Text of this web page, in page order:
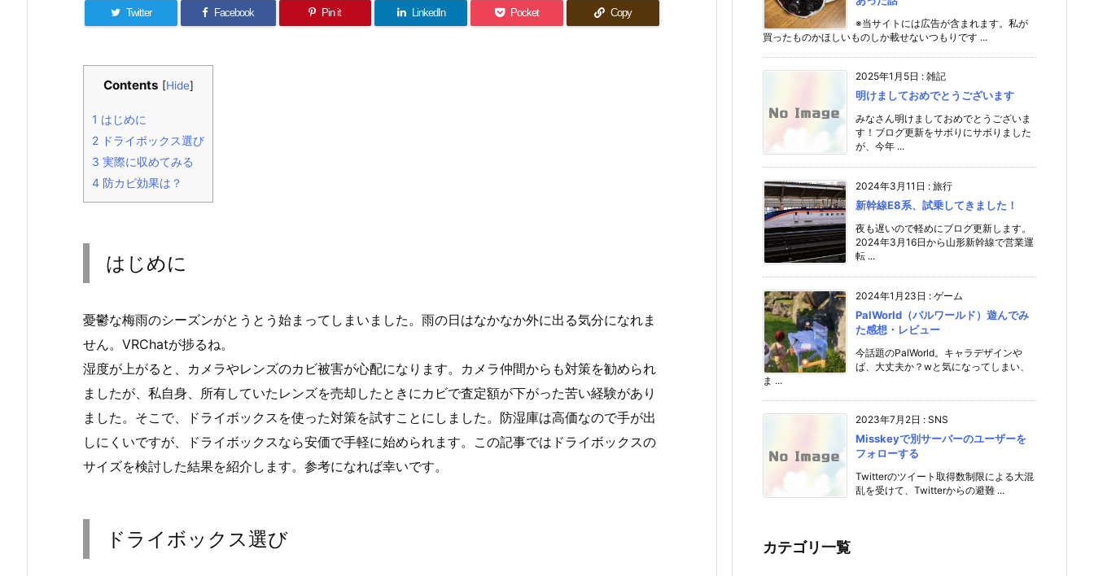
Twitter Facebook Pin it LinkedIn Pocket Copy
Contents [Hide]
1 はじめに
2 ドライボックス選び
3 実際に収めてみる
4 防カビ効果は？
はじめに
憂鬱な梅雨のシーズンがとうとう始まってしまいました。雨の日はなかなか外に出る気分になれま
せん。VRChatが捗るね。
湿度が上がると、カメラやレンズのカビ被害が心配になります。カメラ仲間からも対策を勧められ
ましたが、私自身、所有していたレンズを売却したときにカビで査定額が下がった苦い経験があり
ました。そこで、ドライボックスを使った対策を試すことにしました。防湿庫は高価なので手が出
しにくいですが、ドライボックスなら安価で手軽に始められます。この記事ではドライボックスの
サイズを検討した結果を紹介します。参考になれば幸いです。
ドライボックス選び
※当サイトには広告が含まれます。私が
買ったものかほしいものしか載せないつもりです ...
2025年1月5日 : 雑記
明けましておめでとうございます
みなさん明けましておめでとうございま
す！ブログ更新をサボりにサボりました
が、今年 ...
2024年3月11日 : 旅行
新幹線E8系、試乗してきました！
夜も遅いので軽めにブログ更新します。
2024年3月16日から山形新幹線で営業運
転 ...
2024年1月23日 : ゲーム
PalWorld（パルワールド）遊んでみ
た感想・レビュー
今話題のPalWorld。キャラデザインや
ば、大丈夫か？wと気になってしまい、
ま ...
2023年7月2日 : SNS
Misskeyで別サーバーのユーザーを
フォローする
Twitterのツイート取得数制限による大混
乱を受けて、Twitterからの避難 ...
カテゴリ一覧